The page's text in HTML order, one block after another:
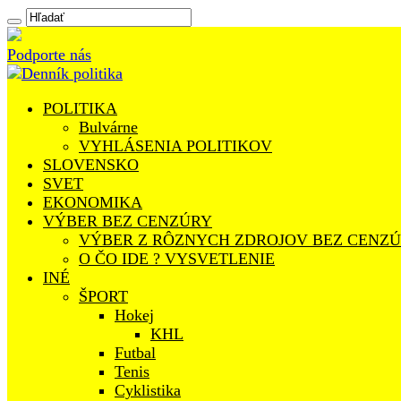
Podporte nás
POLITIKA
Bulvárne
VYHLÁSENIA POLITIKOV
SLOVENSKO
SVET
EKONOMIKA
VÝBER BEZ CENZÚRY
VÝBER Z RÔZNYCH ZDROJOV BEZ
O ČO IDE ? VYSVETLENIE
INÉ
ŠPORT
Hokej
KHL
Futbal
Tenis
Cyklistika